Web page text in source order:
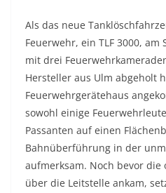
Als das neue
Feuerwehr, ein TLF 3000,
mit drei
Hersteller aus Ulm abgeholt
Feuerwehrgerätehaus
sowohl einige
Passanten auf einen
Bahnüberführung in der
aufmerksam. Noch bevor
über die Leitstelle ankam,